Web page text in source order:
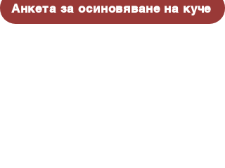
Анкета за осиновяване на куче